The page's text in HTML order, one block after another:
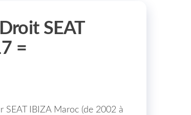
SEAT
=
IBIZA Maroc (de 2002 à